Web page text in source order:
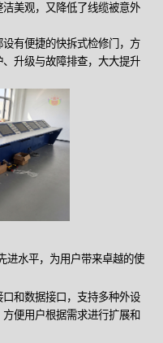
美观，又降低了线缆被意外
有便捷的快拆式检修门，方
升级与故障排查，大大提升
进水平，为用户带来卓越的使
和数据接口，支持多种外设
便用户根据需求进行扩展和